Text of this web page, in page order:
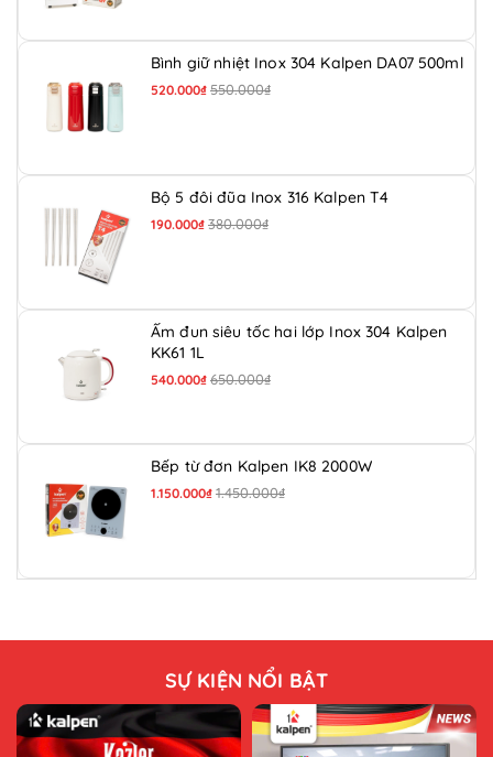
Bình giữ nhiệt Inox 304 Kalpen DA07 500ml
520.000₫ 550.000₫
Bộ 5 đôi đũa Inox 316 Kalpen T4
190.000₫ 380.000₫
Ấm đun siêu tốc hai lớp Inox 304 Kalpen
KK61 1L
540.000₫ 650.000₫
Bếp từ đơn Kalpen IK8 2000W
1.150.000₫ 1.450.000₫
SỰ KIỆN NỔI BẬT